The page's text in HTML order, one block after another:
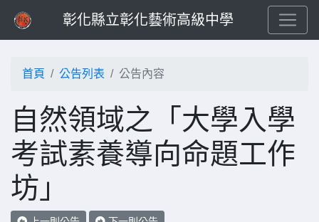
彰化縣立彰化藝術高級中學
首頁 公告列表 公告內容
自然領域之「大學入學
考試素養導向命題工作
坊」